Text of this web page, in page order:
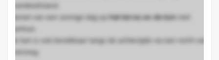
wandelafstand.
Geniet van een zonnige dag op het terras en de tuin met
tuinhuis,
de tuin is ook bereikbaar langs de achterzijde via een recht van
overweg.